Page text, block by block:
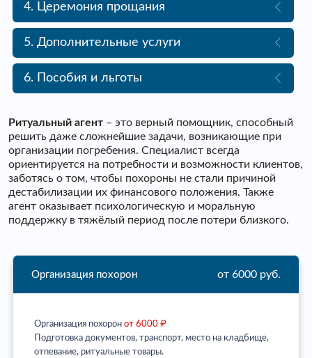
4. Церемония прощания
5. Дополнительные услуги
6. Пособия и льготы
Ритуальный агент – это верный помощник, способный
решить даже сложнейшие задачи, возникающие при
организации погребения. Специалист всегда
ориентируется на потребности и возможности клиентов,
заботясь о том, чтобы похороны не стали причиной
дестабилизации их финансового положения. Также
агент оказывает психологическую и моральную
поддержку в тяжёлый период после потери близкого.
Организация похорон от 6000 руб.
Организация похорон от 6000 ₽
Подготовка документов, транспорт, место на кладбище,
отпевание, ритуальные товары.